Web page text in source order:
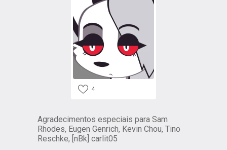
4
Agradecimentos especiais para Sam
Rhodes, Eugen Genrich, Kevin Chou, Tino
Reschke, [nBk] carlit05